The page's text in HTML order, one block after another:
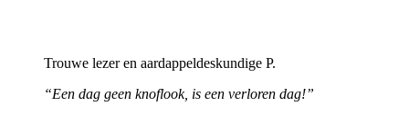
Trouwe lezer en aardappeldeskundige P.
“Een dag geen knoflook, is een verloren dag!”